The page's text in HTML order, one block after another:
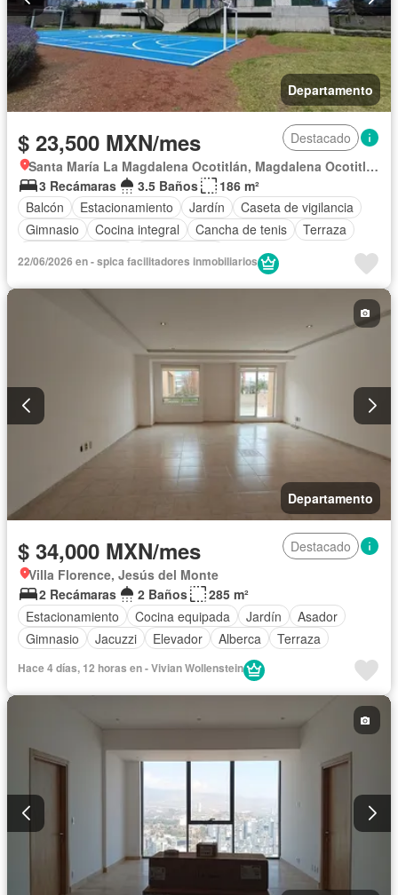
Departamento
$ 23,500 MXN/mes
Destacado
Santa María La Magdalena Ocotitlán, Magdalena Ocotitlán
3 Recámaras
3.5 Baños
186 m²
Balcón
Estacionamiento Jardín
Caseta de vigilancia
Gimnasio
Cocina integral Cancha de tenis
Terraza
22/06/2026 en - spica facilitadores inmobiliarios
Departamento
$ 34,000 MXN/mes
Destacado
Villa Florence, Jesús del Monte
2 Recámaras
2 Baños
285 m²
Estacionamiento
Cocina equipada Jardín
Asador
Gimnasio
Jacuzzi Elevador Alberca Terraza
Hace 4 días, 12 horas en - Vivian Wollenstein